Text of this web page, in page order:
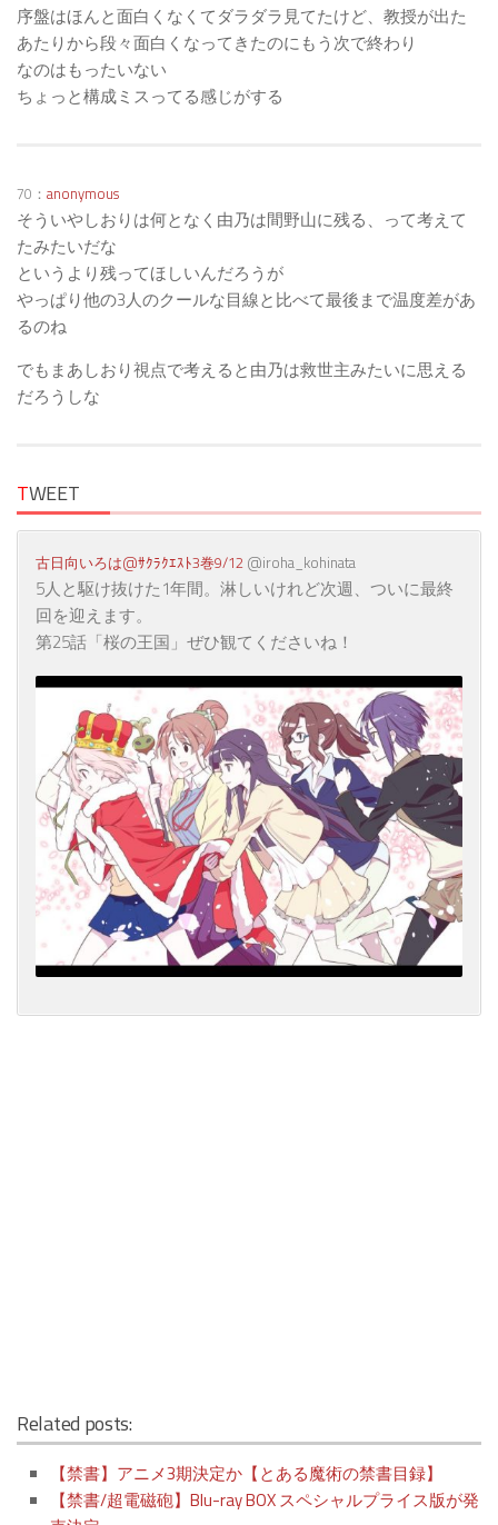
序盤はほんと面白くなくてダラダラ見てたけど、教授が出た
あたりから段々面白くなってきたのにもう次で終わり
なのはもったいない
ちょっと構成ミスってる感じがする
70： anonymous
そういやしおりは何となく由乃は間野山に残る、って考えて
たみたいだな
というより残ってほしいんだろうが
やっぱり他の3人のクールな目線と比べて最後まで温度差があ
るのね
でもまあしおり視点で考えると由乃は救世主みたいに思える
だろうしな
TWEET
@iroha_kohinata
5人と駆け抜けた1年間。淋しいけれど次週、ついに最終
回を迎えます。
第25話「桜の王国」ぜひ観てくださいね！
Related posts:
【禁書】アニメ3期決定か【とある魔術の禁書目録】
【禁書/超電磁砲】Blu-ray BOX スペシャルプライス版が発